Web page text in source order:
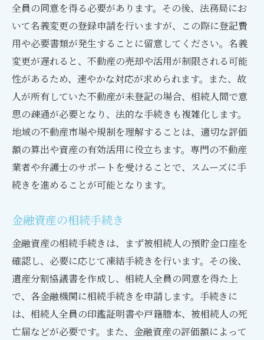
全員の同意を得る必要があります。その後、法務局にお
いて名義変更の登録申請を行いますが、この際に登記費
用や必要書類が発生することに留意してください。名義
変更が遅れると、不動産の売却や活用が制限される可能
性があるため、速やかな対応が求められます。また、故
人が所有していた不動産が未登記の場合、相続人間で意
思の疎通が必要となり、法的な手続きも複雑化します。
地域の不動産市場や規制を理解することは、適切な評価
額の算出や資産の有効活用に役立ちます。専門の不動産
業者や弁護士のサポートを受けることで、スムーズに手
続きを進めることが可能となります。
金融資産の相続手続き
金融資産の相続手続きは、まず被相続人の預貯金口座を
確認し、必要に応じて凍結手続きを行います。その後、
遺産分割協議書を作成し、相続人全員の同意を得た上
で、各金融機関に相続手続きを申請します。手続きに
は、相続人全員の印鑑証明書や戸籍謄本、被相続人の死
亡届などが必要です。また、金融資産の評価額によって